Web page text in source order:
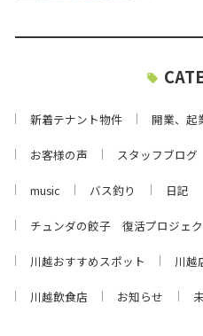
新着テナント物件 開業、起
お客様の声 スタッフブログ
music バス釣り 日記
チュンダの餃子 復活プロジェ
川越おすすめスポット 川越
川越飲食店 お知らせ